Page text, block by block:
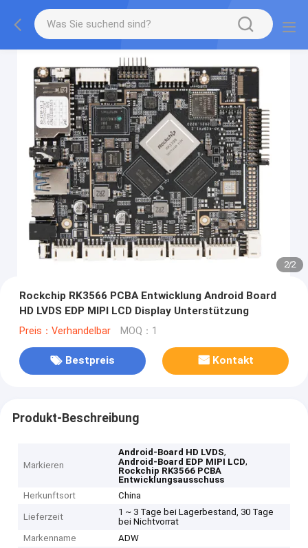
2/2
Rockchip RK3566 PCBA Entwicklung Android Board
HD LVDS EDP MIPI LCD Display Unterstützung
Preis：Verhandelbar MOQ：1
Bestpreis Kontakt
Produkt-Beschreibung
Markieren
Android-Board HD LVDS,
Android-Board EDP MIPI LCD,
Rockchip RK3566 PCBA
Entwicklungsausschuss
Herkunftsort
China
Lieferzeit
1 ~ 3 Tage bei Lagerbestand, 30 Tage
bei Nichtvorrat
Markenname
ADW